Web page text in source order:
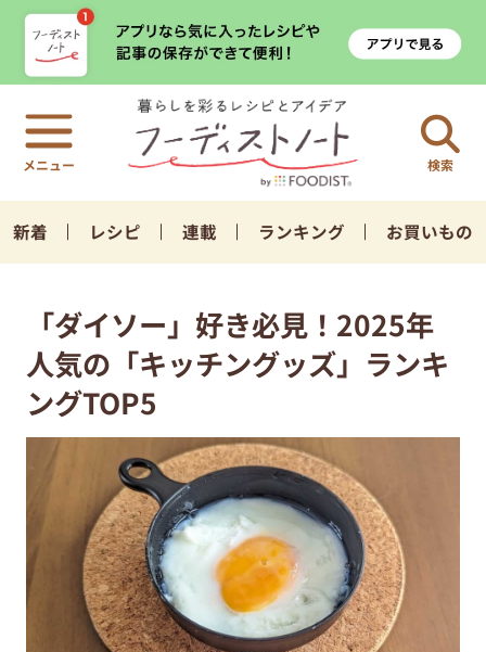
検索
新着 レシピ 連載 ランキング お買いもの
「ダイソー」好き必見！2025年
人気の「キッチングッズ」ランキ
ングTOP5